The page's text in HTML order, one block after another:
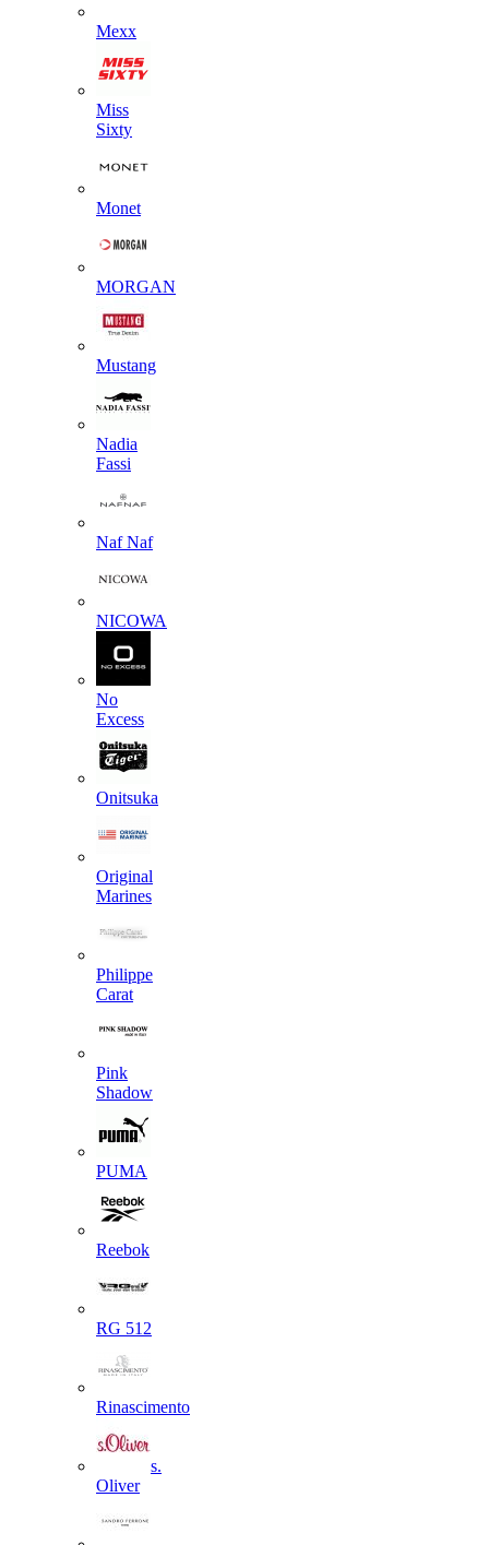
Mexx
Miss
Sixty
Monet
MORGAN
Mustang
Nadia
Fassi
Naf Naf
NICOWA
No
Excess
Onitsuka
Original
Marines
Philippe
Carat
Pink
Shadow
PUMA
Reebok
RG 512
Rinascimento
s.
Oliver